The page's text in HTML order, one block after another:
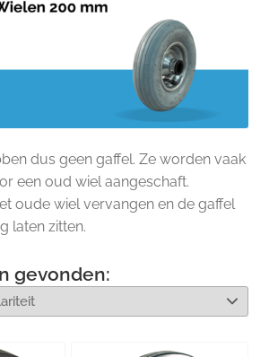
dus geen gaffel. Ze worden vaak
een oud wiel aangeschaft.
oude wiel vervangen en de gaffel
laten zitten.
gevonden: